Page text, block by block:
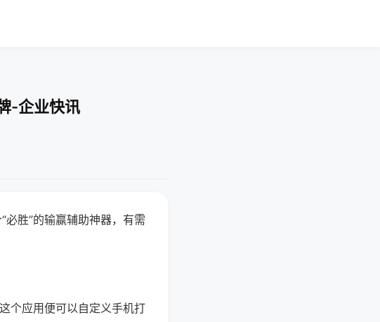
-企业快讯
胜”的输赢辅助神器，有需
个应用便可以自定义手机打